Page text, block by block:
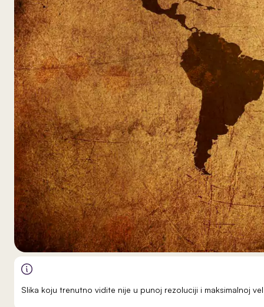
Slika koju trenutno vidite nije u punoj rezoluciji i maksimalnoj